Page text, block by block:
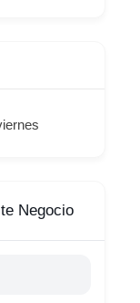
Negocio